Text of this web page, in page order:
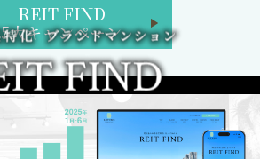
REIT FIND
5大キャンペーン